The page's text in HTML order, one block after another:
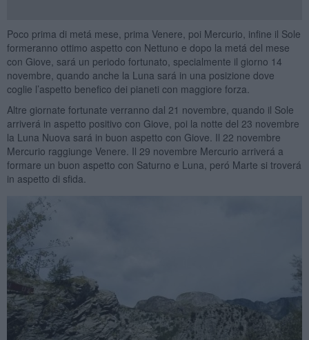
Poco prima di metá mese, prima Venere, poi Mercurio, infine il Sole
formeranno ottimo aspetto con Nettuno e dopo la metá del mese
con Giove, sará un periodo fortunato, specialmente il giorno 14
novembre, quando anche la Luna sará in una posizione dove
coglie l’aspetto benefico dei pianeti con maggiore forza.
Altre giornate fortunate verranno dal 21 novembre, quando il Sole
arriverá in aspetto positivo con Giove, poi la notte del 23 novembre
la Luna Nuova sará in buon aspetto con Giove. Il 22 novembre
Mercurio raggiunge Venere. Il 29 novembre Mercurio arriverá a
formare un buon aspetto con Saturno e Luna, peró Marte si troverá
in aspetto di sfida.